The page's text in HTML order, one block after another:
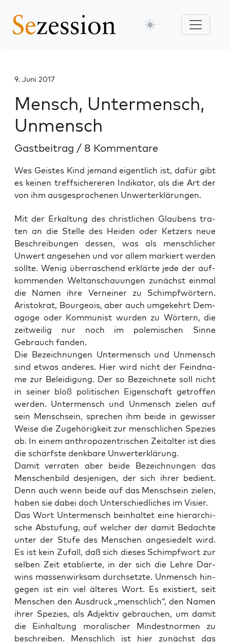
9. Juni 2017
Mensch, Untermensch,
Unmensch
Gastbeitrag / 8 Kommentare
Wes Geistes Kind jemand eigentlich ist, dafür gibt
es keinen treffsichereren Indikator, als die Art der
von ihm ausgesprochenen Unwerterklärungen.
Mit der Erkal­tung des christ­li­chen Glau­bens tra­
ten an die Stel­le des Hei­den oder Ket­zers neue
Beschrei­bun­gen des­sen, was als mensch­li­cher
Unwert ange­se­hen und vor allem mar­kiert wer­den
soll­te. Wenig über­ra­schend erklär­te jede der auf­
kom­men­den Welt­an­schau­un­gen zunächst ein­mal
die Namen ihre Ver­nei­ner zu Schimpf­wör­tern.
Aris­to­krat, Bour­geois, aber auch umge­kehrt Dem­
ago­ge oder Kom­mu­nist wur­den zu Wör­tern, die
zeit­wei­lig nur noch im pole­mi­schen Sin­ne
Gebrauch fanden.
Die Bezeich­nun­gen Unter­mensch und Unmensch
sind etwas ande­res. Hier wird nicht der Feind­na­
me zur Belei­di­gung. Der so Bezeich­ne­te soll nicht
in sei­ner bloß poli­ti­schen Eigen­schaft getrof­fen
wer­den. Unter­mensch und Unmensch zie­len auf
sein Mensch­sein, spre­chen ihm bei­de in gewis­ser
Wei­se die Zuge­hö­rig­keit zur mensch­li­chen Spe­zi­es
ab. In einem anthro­po­zen­tri­schen Zeit­al­ter ist dies
die schärfs­te denk­ba­re Unwerterklärung.
Damit ver­ra­ten aber bei­de Bezeich­nun­gen das
Men­schen­bild des­je­ni­gen, der sich ihrer bedient.
Denn auch wenn bei­de auf das Mensch­sein zie­len,
haben sie dabei doch Unter­schied­li­ches im Visier.
Das Wort Unter­mensch beinhal­tet eine hier­ar­chi­
sche Abstu­fung, auf wel­cher der damit Bedach­te
unter der Stu­fe des Men­schen ange­sie­delt wird.
Es ist kein Zufall, daß sich die­ses Schimpf­wort zur
sel­ben Zeit eta­blier­te, in der sich die Leh­re Dar­
wins mas­sen­wirk­sam durch­setz­te. Unmensch hin­
ge­gen ist ein viel älte­res Wort. Es exis­tiert, seit
Men­schen den Aus­druck „mensch­lich“, den Namen
ihrer Spe­zi­es, als Adjek­tiv gebrau­chen, um damit
die Ein­hal­tung mora­li­scher Min­dest­nor­men zu
beschrei­ben. Mensch­lich ist hier zunächst das